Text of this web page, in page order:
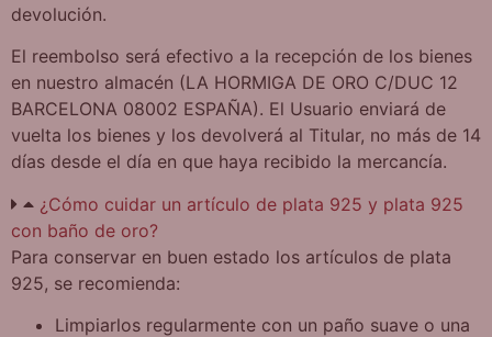
devolución.
El reembolso será efectivo a la recepción de los bienes
en nuestro almacén (LA HORMIGA DE ORO C/DUC 12
BARCELONA 08002 ESPAÑA). El Usuario enviará de
vuelta los bienes y los devolverá al Titular, no más de 14
días desde el día en que haya recibido la mercancía.
¿Cómo cuidar un artículo de plata 925 y plata 925
con baño de oro?
Para conservar en buen estado los artículos de plata
925, se recomienda:
Limpiarlos regularmente con un paño suave o una